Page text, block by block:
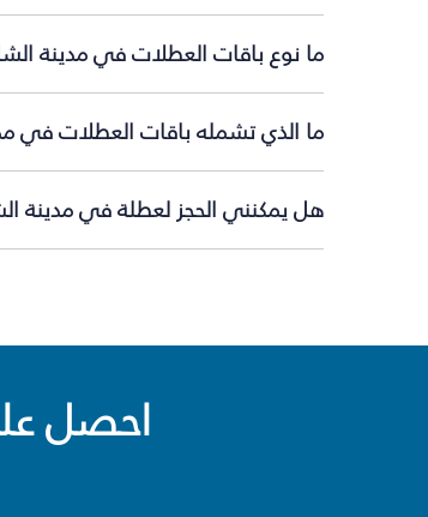
ما نوع باقات العطلات في مدينة
ما الذي تشمله باقات العطلات في
هل يمكنني الحجز لعطلة في مدينة
احصل